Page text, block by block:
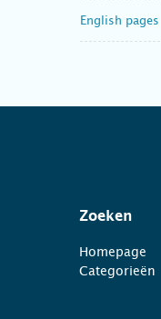
English pages
Zoeken
Homepage
Categorieën